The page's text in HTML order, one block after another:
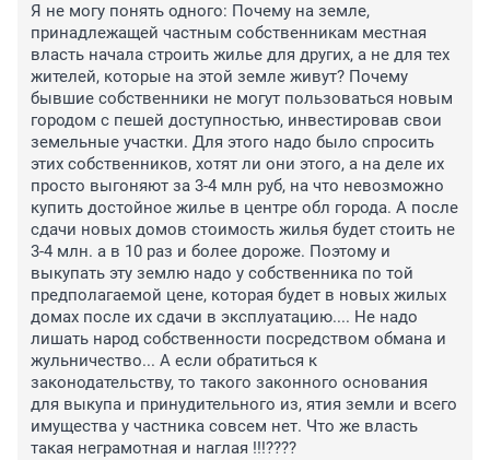
Я не могу понять одного: Почему на земле,
принадлежащей частным собственникам местная
власть начала строить жилье для других, а не для тех
жителей, которые на этой земле живут? Почему
бывшие собственники не могут пользоваться новым
городом с пешей доступностью, инвестировав свои
земельные участки. Для этого надо было спросить
этих собственников, хотят ли они этого, а на деле их
просто выгоняют за 3-4 млн руб, на что невозможно
купить достойное жилье в центре обл города. А после
сдачи новых домов стоимость жилья будет стоить не
3-4 млн. а в 10 раз и более дороже. Поэтому и
выкупать эту землю надо у собственника по той
предполагаемой цене, которая будет в новых жилых
домах после их сдачи в эксплуатацию.... Не надо
лишать народ собственности посредством обмана и
жульничество... А если обратиться к
законодательству, то такого законного основания
для выкупа и принудительного из, ятия земли и всего
имущества у частника совсем нет. Что же власть
такая неграмотная и наглая !!!????